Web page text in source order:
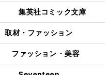
集英社コミック文庫
取材・ファッション
ファッション・美容